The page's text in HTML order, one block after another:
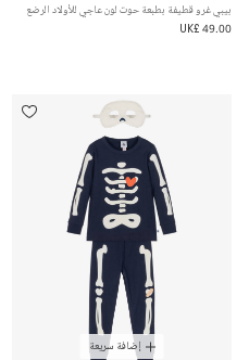
بيبي غرو قطيفة بطبعة حوت لون عاجي للأولاد الرضع
UK£ 49.00
إضافة سريعة